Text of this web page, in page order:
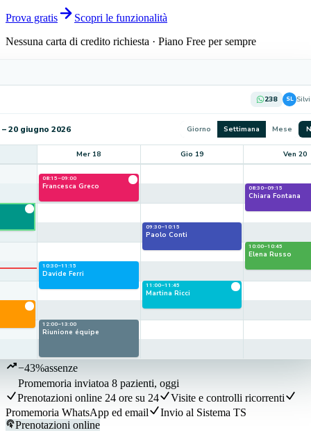
Prova gratis
Scopri le funzionalità
Nessuna carta di credito richiesta · Piano Free per sempre
238 SL
– 20 giugno 2026 Giorno Settimana Mese
Mer 18 Gio 19 Ven 20
08:15–09:00
Francesca Greco
10:30–11:15
Davide Ferri
12:00–13:00
Riunione équipe
09:30–10:15
Paolo Conti
11:00–11:45
Martina Ricci
08:30–09:15
Chiara Fontana
10:00–10:45
Elena Russo
−43%assenze
Promemoria inviatoa 8 pazienti, oggi
Prenotazioni online 24 ore su 24
Visite e controlli ricorrenti
Promemoria WhatsApp ed email
Invio al Sistema TS
Prenotazioni online